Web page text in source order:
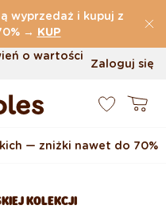
wyprzedaż i kupuj z
→ KUP
o wartości
dni
Zaloguj się
Koszyk
— zniżki nawet do 70%
KOLEKCJI